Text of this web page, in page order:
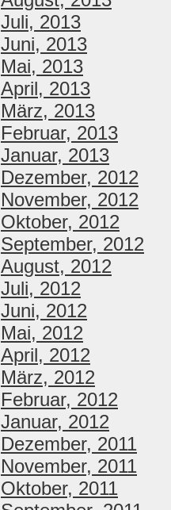
Juli, 2013
Juni, 2013
Mai, 2013
April, 2013
März, 2013
Februar, 2013
Januar, 2013
Dezember, 2012
November, 2012
Oktober, 2012
September, 2012
August, 2012
Juli, 2012
Juni, 2012
Mai, 2012
April, 2012
März, 2012
Februar, 2012
Januar, 2012
Dezember, 2011
November, 2011
Oktober, 2011